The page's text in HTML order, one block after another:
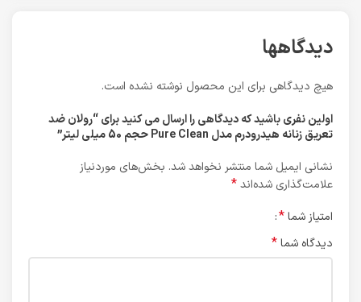
دیدگاهها
هیچ دیدگاهی برای این محصول نوشته نشده است.
اولین نفری باشید که دیدگاهی را ارسال می کنید برای “رولان ضد
تعریق زنانه هیدرودرم مدل Pure Clean حجم 50 میلی لیتر”
نشانی ایمیل شما منتشر نخواهد شد. بخش‌های موردنیاز
علامت‌گذاری شده‌اند*
امتیاز شما*
دیدگاه شما*